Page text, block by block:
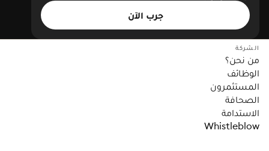
جرب الآن
الشركة
من نحن؟
الوظائف
المستثمرون
الصحافة
الاستدامة
Whistleblow